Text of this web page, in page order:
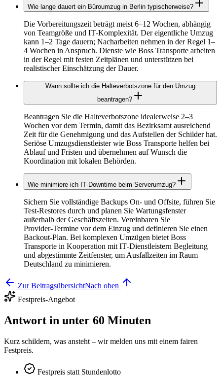
Wie lange dauert ein Büroumzug in Berlin typischerweise?
Die Vorbereitungszeit beträgt meist 6–12 Wochen, abhängig
von Teamgröße und IT‑Komplexität. Der eigentliche Umzug
kann 1–2 Tage dauern; Nacharbeiten nehmen in der Regel 1–
4 Wochen in Anspruch. Dienste wie Boss Transporte arbeiten
in der Regel mit festen Zeitplänen und unterstützen bei
realistischer Einschätzung der Dauer.
Wann sollte ich die Halteverbotszone für den Umzug
beantragen?
Beantragen Sie die Halteverbotszone idealerweise 2–3
Wochen vor dem Termin, damit das Bezirksamt ausreichend
Zeit für die Genehmigung und das Aufstellen der Schilder hat.
Seriöse Umzugsdienstleister wie Boss Transporte helfen bei
Ablauf und Fristen und übernehmen auf Wunsch die
Koordination mit lokalen Behörden.
Wie minimiere ich IT‑Downtime beim Serverumzug?
Sichern Sie vollständige Backups On‑ und Offsite, führen Sie
Test‑Restores durch und planen Sie Wartungsfenster
außerhalb der Geschäftszeiten. Vereinbaren Sie
Provider‑Termine vor dem Einzug und definieren Sie einen
Backout‑Plan. Bei komplexen Umzügen bietet Boss
Transporte in Kooperation mit IT‑Dienstleistern Begleitung
und abgestimmte Zeitfenster, um Ausfallzeiten im Raum
Deutschland zu minimieren.
Zur BeitragsübersichtNach oben
Festpreis-Angebot
Antwort in unter 60 Minuten
Kurz schildern, was ansteht – wir melden uns mit einem fairen
Festpreis.
Festpreis statt Stundenlotto